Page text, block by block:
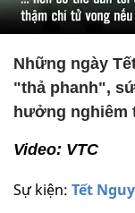
Sự kiện: Tết
Những ngày
"thả phanh",
hưởng nghiêm
Video: VTC